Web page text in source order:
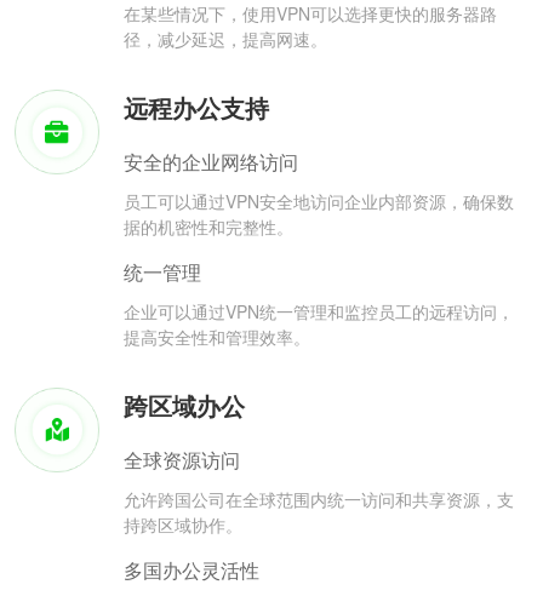
在某些情况下，使用VPN可以选择更快的服务器路
径，减少延迟，提高网速。
远程办公支持
安全的企业网络访问
员工可以通过VPN安全地访问企业内部资源，确保数
据的机密性和完整性。
统一管理
企业可以通过VPN统一管理和监控员工的远程访问，
提高安全性和管理效率。
跨区域办公
全球资源访问
允许跨国公司在全球范围内统一访问和共享资源，支
持跨区域协作。
多国办公灵活性